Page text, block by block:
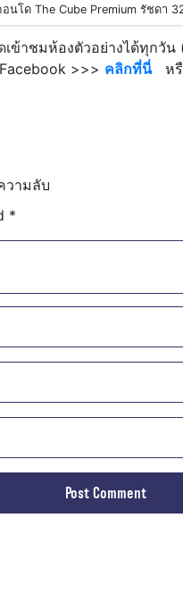
อนโด The Cube Premium รัชดา
ข้าชมห้องตัวอย่างได้ทุกวัน
>>> คลิกที่นี่หรื
วามลับ
*